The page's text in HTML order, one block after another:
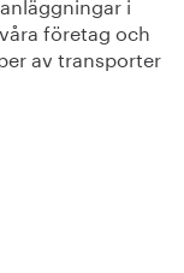
företag och
av transporter